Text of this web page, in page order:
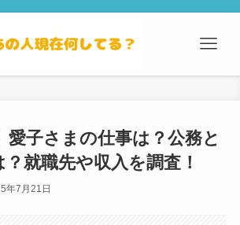
愛子さまの仕事は？公務と
就職先や収入を調査！
年7月21日